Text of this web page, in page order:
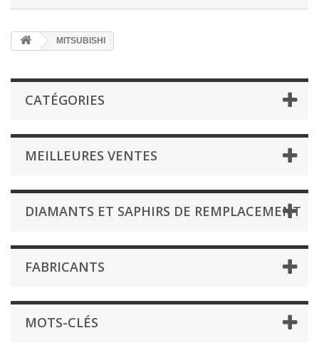
MITSUBISHI
CATÉGORIES
MEILLEURES VENTES
DIAMANTS ET SAPHIRS DE REMPLACEMENT
FABRICANTS
MOTS-CLÉS